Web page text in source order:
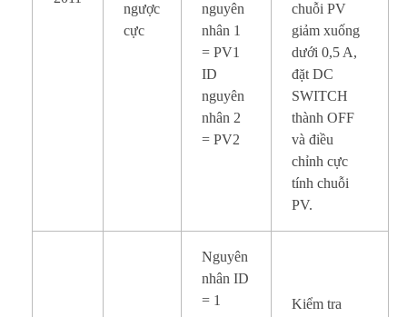
ngược
cực
nguyên
nhân 1
= PV1
ID
nguyên
nhân 2
= PV2
chuỗi PV
giảm xuống
dưới 0,5 A,
đặt DC
SWITCH
thành OFF
và điều
chỉnh cực
tính chuỗi
PV.
Nguyên
nhân ID
= 1
Kiểm tra